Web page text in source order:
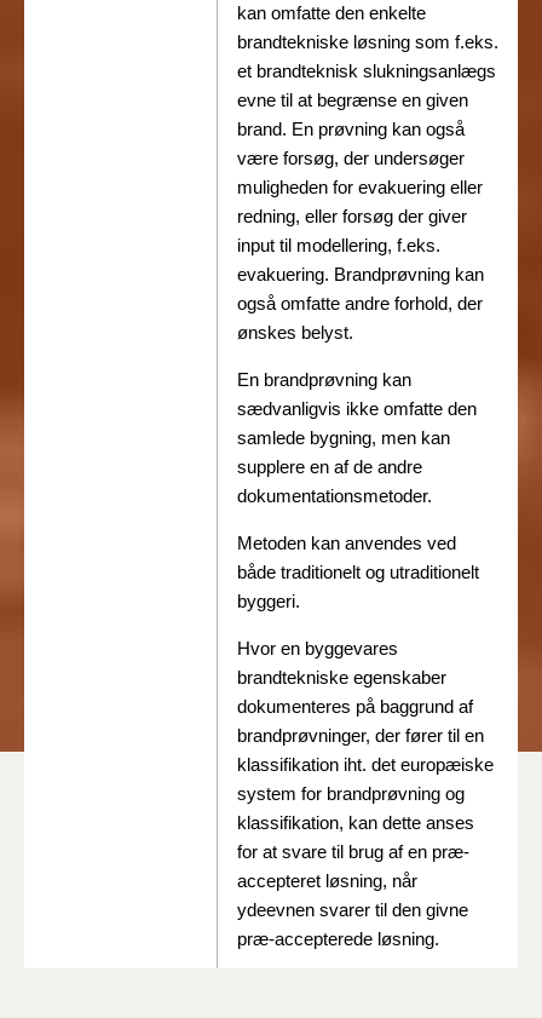
kan omfatte den enkelte
brandtekniske løsning som f.eks.
et brandteknisk slukningsanlægs
evne til at begrænse en given
brand. En prøvning kan også
være forsøg, der undersøger
muligheden for evakuering eller
redning, eller forsøg der giver
input til modellering, f.eks.
evakuering. Brandprøvning kan
også omfatte andre forhold, der
ønskes belyst.
En brandprøvning kan
sædvanligvis ikke omfatte den
samlede bygning, men kan
supplere en af de andre
dokumentationsmetoder.
Metoden kan anvendes ved
både traditionelt og utraditionelt
byggeri.
Hvor en byggevares
brandtekniske egenskaber
dokumenteres på baggrund af
brandprøvninger, der fører til en
klassifikation iht. det europæiske
system for brandprøvning og
klassifikation, kan dette anses
for at svare til brug af en præ-
accepteret løsning, når
ydeevnen svarer til den givne
præ-accepterede løsning.